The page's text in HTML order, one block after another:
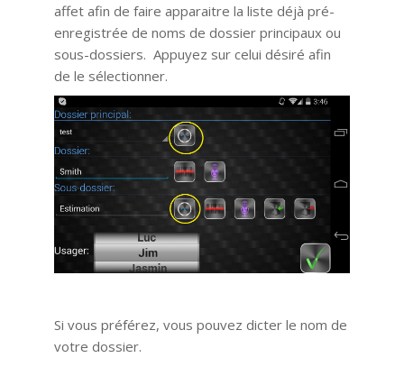
affet afin de faire apparaitre la liste déjà pré-
enregistrée de noms de dossier principaux ou
sous-dossiers. Appuyez sur celui désiré afin
de le sélectionner.
Si vous préférez, vous pouvez dicter le nom de
votre dossier.